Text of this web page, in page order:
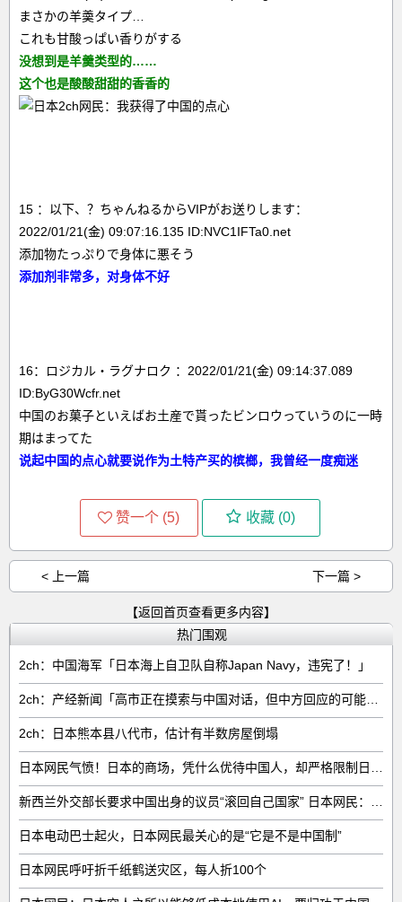
まさかの羊羮タイプ…
これも甘酸っぱい香りがする
没想到是羊羹类型的……
这个也是酸酸甜甜的香香的
15 ：以下、？ちゃんねるからVIPがお送りします：
2022/01/21(金) 09:07:16.135 ID:NVC1IFTa0.net
添加物たっぷりで身体に悪そう
添加剂非常多，对身体不好
16：ロジカル・ラグナロク ：2022/01/21(金) 09:14:37.089
ID:ByG30Wcfr.net
中国のお菓子といえばお土産で貰ったビンロウっていうのに一時
期はまってた
说起中国的点心就要说作为土特产买的槟榔，我曾经一度痴迷
赞一个 (5) 收藏 (0)
< 上一篇 下一篇 >
【返回首页查看更多内容】
热门围观
2ch：中国海军「日本海上自卫队自称Japan Navy，违宪了！」
2ch：日本熊本县八代市，估计有半数房屋倒塌
日本电动巴士起火，日本网民最关心的是“它是不是中国制”
日本网民呼吁折千纸鹤送灾区，每人折100个